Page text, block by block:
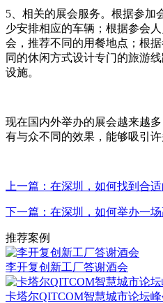
5、相关的展会服务。根据参加
少安排相应的车辆；根据参会
会，推荐不同的用餐地点；根
同的休闲方式设计专门的旅游
设施。
现在国内外举办的展会越来越
有与众不同的效果，能够吸引
上一篇：在深圳，如何找到合
下一篇：在深圳，如何举办一
推荐案例
李开复创新工厂答谢酒会
卡塔尔QITCOM智慧城市论坛峰